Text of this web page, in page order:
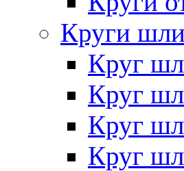
Круги
Круг
Круг
Круг
Круг